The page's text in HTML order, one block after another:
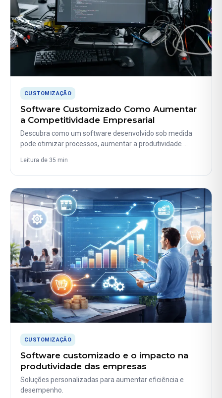
CUSTOMIZAÇÃO
Software Customizado Como Aumentar
a Competitividade Empresarial
Descubra como um software desenvolvido sob medida
pode otimizar processos, aumentar a produtividade …
Leitura de 35 min
CUSTOMIZAÇÃO
Software customizado e o impacto na
produtividade das empresas
Soluções personalizadas para aumentar eficiência e
desempenho.